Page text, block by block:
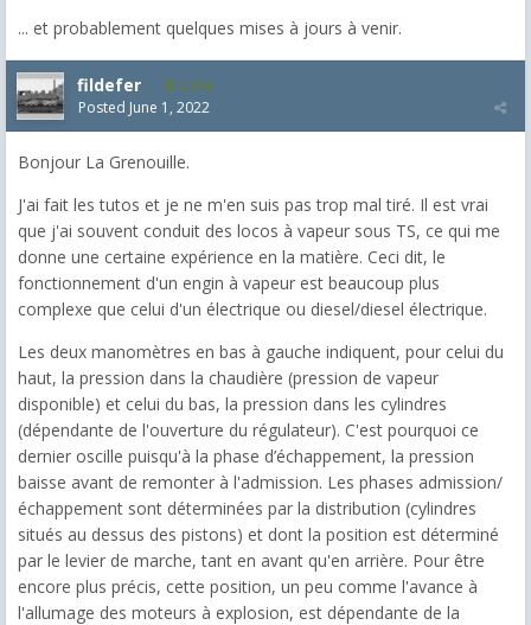
... et probablement quelques mises à jours à venir.
fildefer 1,604
Posted June 1, 2022
Bonjour La Grenouille.
J'ai fait les tutos et je ne m'en suis pas trop mal tiré. Il est vrai
que j'ai souvent conduit des locos à vapeur sous TS, ce qui me
donne une certaine expérience en la matière. Ceci dit, le
fonctionnement d'un engin à vapeur est beaucoup plus
complexe que celui d'un électrique ou diesel/diesel électrique.
Les deux manomètres en bas à gauche indiquent, pour celui du
haut, la pression dans la chaudière (pression de vapeur
disponible) et celui du bas, la pression dans les cylindres
(dépendante de l'ouverture du régulateur). C'est pourquoi ce
dernier oscille puisqu'à la phase d’échappement, la pression
baisse avant de remonter à l'admission. Les phases admission/
échappement sont déterminées par la distribution (cylindres
situés au dessus des pistons) et dont la position est déterminé
par le levier de marche, tant en avant qu'en arrière. Pour être
encore plus précis, cette position, un peu comme l'avance à
l'allumage des moteurs à explosion, est dépendante de la